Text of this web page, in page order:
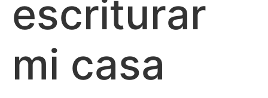
escriturar
mi casa